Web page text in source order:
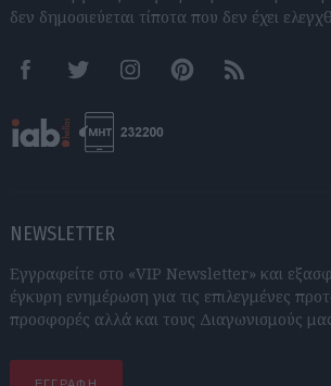
δεν δημοσιεύεται τίποτα που δεν έχει
FacebookTwitter InstagramPinterestRSS feeds
NEWSLETTER
Εγγραφείτε στο «VIP Newsletter» και
έγκυρη ενημέρωση για τις επιλεγμένες
προσφορές αλλά και τους Διαγωνισμούς